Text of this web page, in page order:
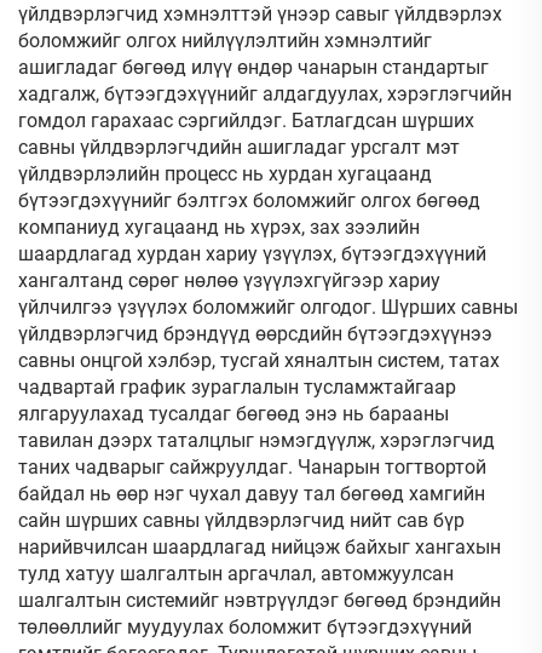
үйлдвэрлэгчид хэмнэлттэй үнээр савыг үйлдвэрлэх
боломжийг олгох нийлүүлэлтийн хэмнэлтийг
ашигладаг бөгөөд илүү өндөр чанарын стандартыг
хадгалж, бүтээгдэхүүнийг алдагдуулах, хэрэглэгчийн
гомдол гарахаас сэргийлдэг. Батлагдсан шүрших
савны үйлдвэрлэгчдийн ашигладаг урсгалт мэт
үйлдвэрлэлийн процесс нь хурдан хугацаанд
бүтээгдэхүүнийг бэлтгэх боломжийг олгох бөгөөд
компаниуд хугацаанд нь хүрэх, зах зээлийн
шаардлагад хурдан хариу үзүүлэх, бүтээгдэхүүний
хангалтанд сөрөг нөлөө үзүүлэхгүйгээр хариу
үйлчилгээ үзүүлэх боломжийг олгодог. Шүрших савны
үйлдвэрлэгчид брэндүүд өөрсдийн бүтээгдэхүүнээ
савны онцгой хэлбэр, тусгай хяналтын систем, татах
чадвартай график зураглалын тусламжтайгаар
ялгаруулахад тусалдаг бөгөөд энэ нь барааны
тавилан дээрх таталцлыг нэмэгдүүлж, хэрэглэгчид
таних чадварыг сайжруулдаг. Чанарын тогтвортой
байдал нь өөр нэг чухал давуу тал бөгөөд хамгийн
сайн шүрших савны үйлдвэрлэгчид нийт сав бүр
нарийвчилсан шаардлагад нийцэж байхыг хангахын
тулд хатуу шалгалтын аргачлал, автомжуулсан
шалгалтын системийг нэвтрүүлдэг бөгөөд брэндийн
төлөөллийг муудуулах боломжит бүтээгдэхүүний